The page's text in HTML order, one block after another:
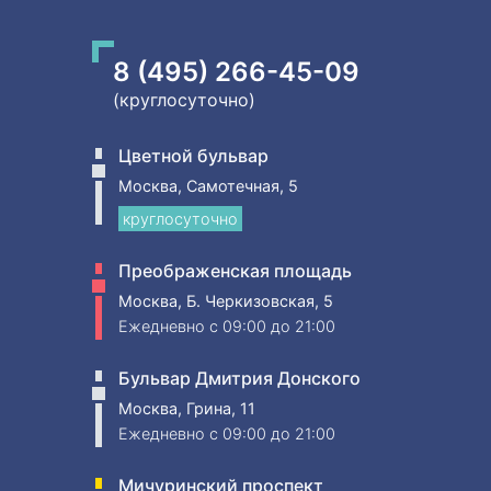
8 (495) 266-45-09
(круглосуточно)
Цветной бульвар
Москва, Самотечная, 5
круглосуточно
Преображенская площадь
Москва, Б. Черкизовская, 5
Ежедневно c 09:00 до 21:00
Бульвар Дмитрия Донского
Москва, Грина, 11
Ежедневно c 09:00 до 21:00
Мичуринский проспект